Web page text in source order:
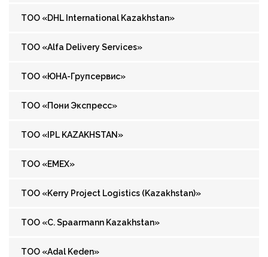
ТОО «DHL International Kazakhstan»
ТОО «Alfa Delivery Services»
ТОО «ЮНА-Групсервис»
ТОО «Пони Экспресс»
ТОО «IPL KAZAKHSTAN»
ТОО «EMEX»
ТОО «Kerry Project Logistics (Kazakhstan)»
ТОО «C. Spaarmann Kazakhstan»
ТОО «Adal Keden»